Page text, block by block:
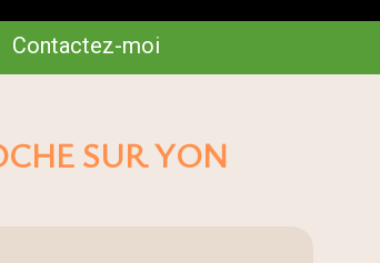
Contactez-moi
SUR YON